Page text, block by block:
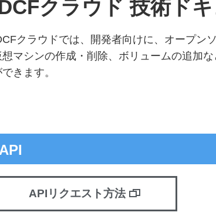
クラウド 技術ド
クラウドでは、開発者向けに、オープン
想マシンの作成・削除、ボリュームの追加
きます。
API
APIリクエスト方法